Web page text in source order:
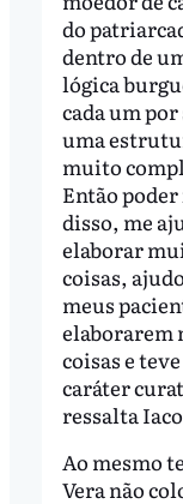
do
dentro de
lógica
cada um
uma
muito
Então
disso, me
elaborar
coisas,
meus
elaborarem
coisas e teve
caráter
ressalta
Ao mesmo
Vera não